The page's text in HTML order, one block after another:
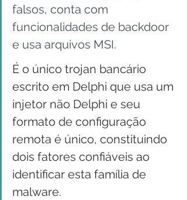
falsos, conta com
funcionalidades de backdoor
e usa arquivos MSI.
É o único trojan bancário
escrito em Delphi que usa um
injetor não Delphi e seu
formato de configuração
remota é único, constituindo
dois fatores confiáveis ao
identificar esta família de
malware.